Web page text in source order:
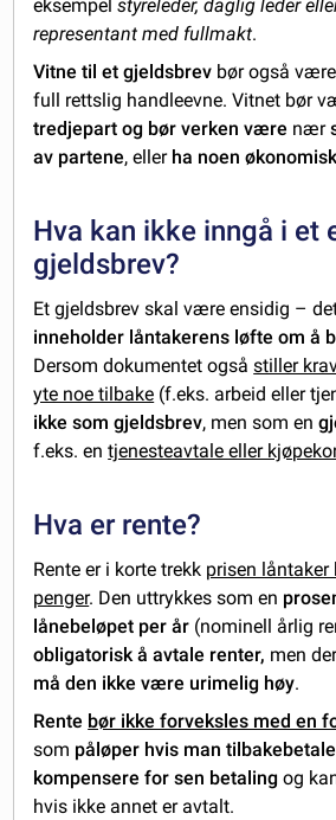
eksempelstyreleder, daglig leder
representant med fullmakt.
Vitne til et gjeldsbrev bør også
full rettslig handleevne. Vitnet bør
tredjepart og bør verken være nær
av partene, eller ha noen
Hva kan ikke inngå i et
gjeldsbrev?
Et gjeldsbrev skal være ensidig –
inneholder låntakerens løfte om å
Dersom dokumentet ogsåstiller
yte noe tilbake (f.eks. arbeid eller
ikke som gjeldsbrev, men som en
f.eks. entjenesteavtale eller
Hva er rente?
Rente er i korte trekk prisen låntaker
penger. Den uttrykkes som en
lånebeløpet per år (nominell årlig
obligatorisk å avtale renter, men
må den ikke være urimelig høy.
Rente bør ikke forveksles med en
som påløper hvis man
kompensere for sen betaling og
hvis ikke annet er avtalt.